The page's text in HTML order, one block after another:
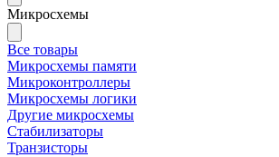
Микросхемы
Все товары
Микросхемы памяти
Микроконтроллеры
Микросхемы логики
Другие микросхемы
Стабилизаторы
Транзисторы